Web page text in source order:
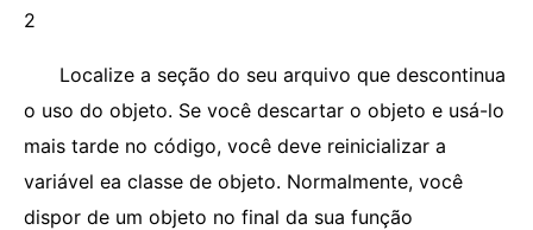
2
Localize a seção do seu arquivo que descontinua
o uso do objeto. Se você descartar o objeto e usá-lo
mais tarde no código, você deve reinicializar a
variável ea classe de objeto. Normalmente, você
dispor de um objeto no final da sua função